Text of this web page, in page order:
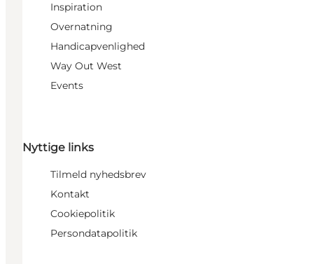
Inspiration
Overnatning
Handicapvenlighed
Way Out West
Events
Nyttige links
Tilmeld nyhedsbrev
Kontakt
Cookiepolitik
Persondatapolitik